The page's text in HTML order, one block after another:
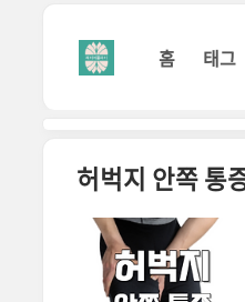
홈 태그
허벅지 안쪽 통